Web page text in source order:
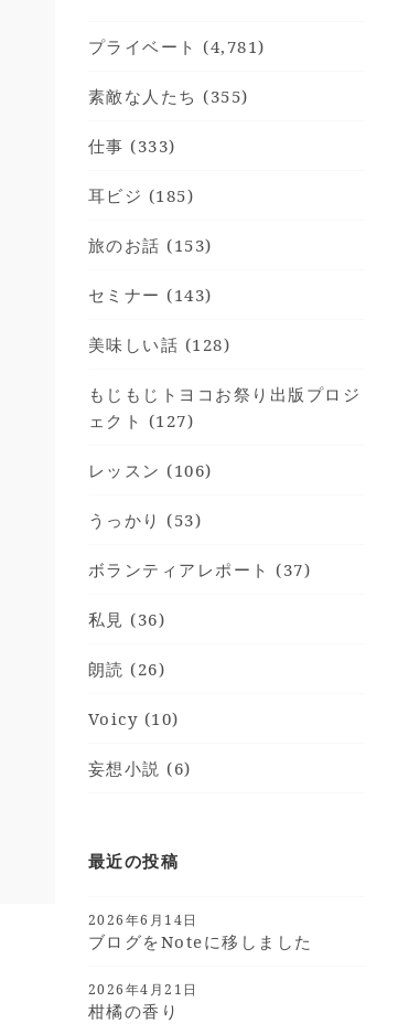
プライベート (4,781)
素敵な人たち (355)
仕事 (333)
耳ビジ (185)
旅のお話 (153)
セミナー (143)
美味しい話 (128)
もじもじトヨコお祭り出版プロジ
ェクト (127)
レッスン (106)
うっかり (53)
ボランティアレポート (37)
私見 (36)
朗読 (26)
Voicy (10)
妄想小説 (6)
最近の投稿
2026年6月14日
ブログをnoteに移しました
2026年4月21日
柑橘の香り